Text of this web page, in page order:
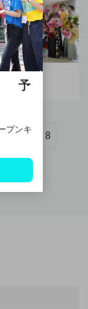
リー
7 8
予
プンキ